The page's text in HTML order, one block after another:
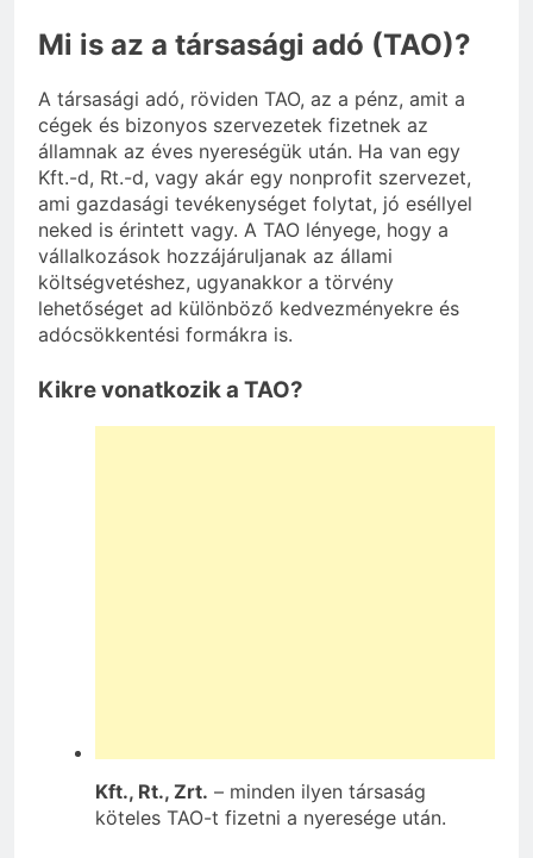
Mi is az a társasági adó (TAO)?
A társasági adó, röviden TAO, az a pénz, amit a
cégek és bizonyos szervezetek fizetnek az
államnak az éves nyereségük után. Ha van egy
Kft.-d, Rt.-d, vagy akár egy nonprofit szervezet,
ami gazdasági tevékenységet folytat, jó eséllyel
neked is érintett vagy. A TAO lényege, hogy a
vállalkozások hozzájáruljanak az állami
költségvetéshez, ugyanakkor a törvény
lehetőséget ad különböző kedvezményekre és
adócsökkentési formákra is.
Kikre vonatkozik a TAO?
Kft., Rt., Zrt. – minden ilyen társaság
köteles TAO-t fizetni a nyeresége után.